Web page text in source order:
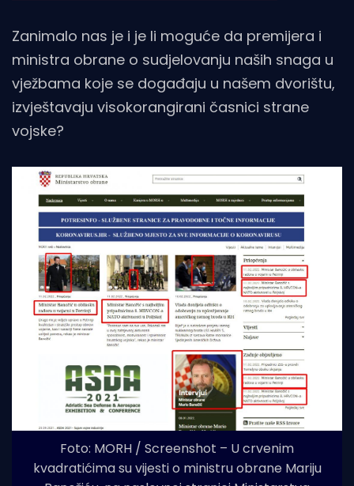
Zanimalo nas je i je li moguće da premijera i
ministra obrane o sudjelovanju naših snaga u
vježbama koje se događaju u našem dvorištu,
izvještavaju visokorangirani časnici strane
vojske?
Foto: MORH / Screenshot – U crvenim
kvadratićima su vijesti o ministru obrane Mariju